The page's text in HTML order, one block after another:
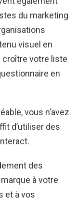
du marketing
visuel en
croître votre liste
en
vous n’avez
d’utiliser des
des
à votre
et à vos